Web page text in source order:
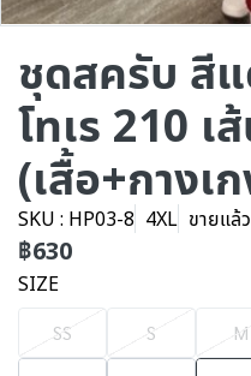
ชุดสครับ สี
โทเร 210 เ
(เสื้อ+กางเ
SKU : HP03-8 4XL ขายแล้
฿630
SIZE
SS S M